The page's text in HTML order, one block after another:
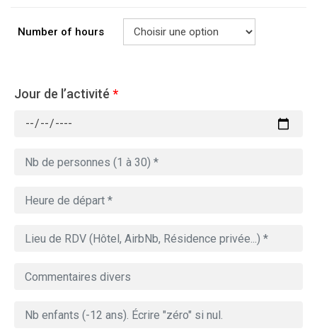
Number of hours
Jour de l’activité *